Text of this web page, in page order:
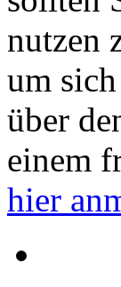
nutzen
um
über
einem
hier